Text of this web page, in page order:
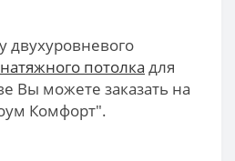
двухуровневого
натяжного потолка для
Вы можете заказать на
Комфорт".